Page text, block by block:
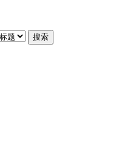
搜索